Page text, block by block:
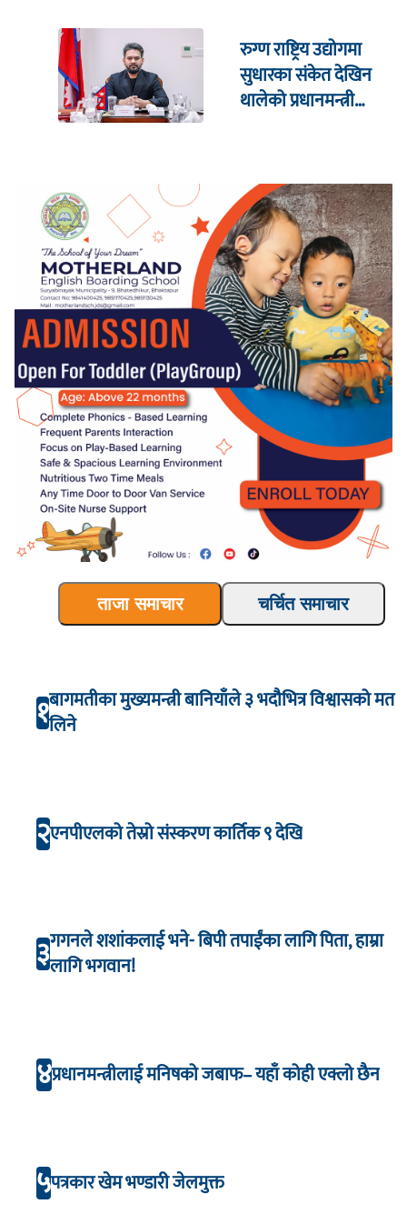
रुग्ण राष्ट्रिय उद्योगमा
सुधारका संकेत देखिन
थालेको प्रधानमन्त्री
ताजा समाचार चर्चित समाचार
१बागमतीका मुख्यमन्त्री बानियाँले ३ भदौभित्र विश्वासको मत
लिने
२एनपीएलको तेस्रो संस्करण कार्तिक ९ देखि
३गगनले शशांकलाई भने- बिपी तपाईंका लागि पिता, हाम्रा
लागि भगवान!
४प्रधानमन्त्रीलाई मनिषको जबाफ– यहाँ कोही एक्लो छैन
५पत्रकार खेम भण्डारी जेलमुक्त